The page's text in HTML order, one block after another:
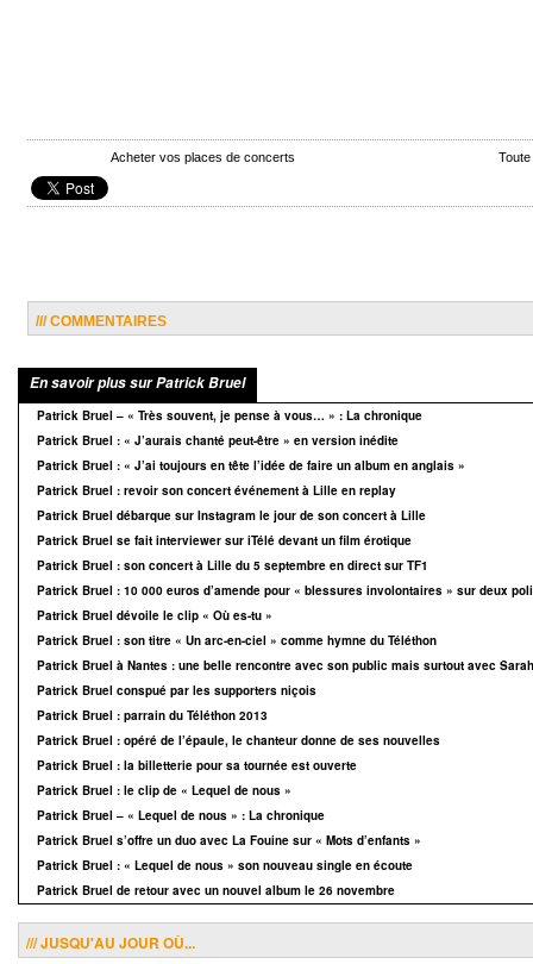
Acheter vos places de concerts
/// COMMENTAIRES
En savoir plus sur Patrick Bruel
Patrick Bruel – « Très souvent, je pense à vous… » : La chronique
Patrick Bruel : « J’aurais chanté peut-être » en version inédite
Patrick Bruel : « J’ai toujours en tête l’idée de faire un album en anglais »
Patrick Bruel : revoir son concert événement à Lille en replay
Patrick Bruel débarque sur Instagram le jour de son concert à Lille
Patrick Bruel se fait interviewer sur iTélé devant un film érotique
Patrick Bruel : son concert à Lille du 5 septembre en direct sur TF1
Patrick Bruel : 10 000 euros d’amende pour « blessures involontaires » sur deux
Patrick Bruel dévoile le clip « Où es-tu »
Patrick Bruel : son titre « Un arc-en-ciel » comme hymne du Téléthon
Patrick Bruel à Nantes : une belle rencontre avec son public mais surtout avec Sarah
Patrick Bruel conspué par les supporters niçois
Patrick Bruel : parrain du Téléthon 2013
Patrick Bruel : opéré de l’épaule, le chanteur donne de ses nouvelles
Patrick Bruel : la billetterie pour sa tournée est ouverte
Patrick Bruel : le clip de « Lequel de nous »
Patrick Bruel – « Lequel de nous » : La chronique
Patrick Bruel s’offre un duo avec La Fouine sur « Mots d’enfants »
Patrick Bruel : « Lequel de nous » son nouveau single en écoute
Patrick Bruel de retour avec un nouvel album le 26 novembre
/// JUSQU'AU JOUR OÙ...